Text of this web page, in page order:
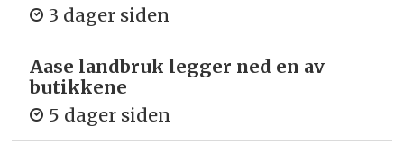
3 dager siden
Aase landbruk legger ned en av
butikkene
5 dager siden